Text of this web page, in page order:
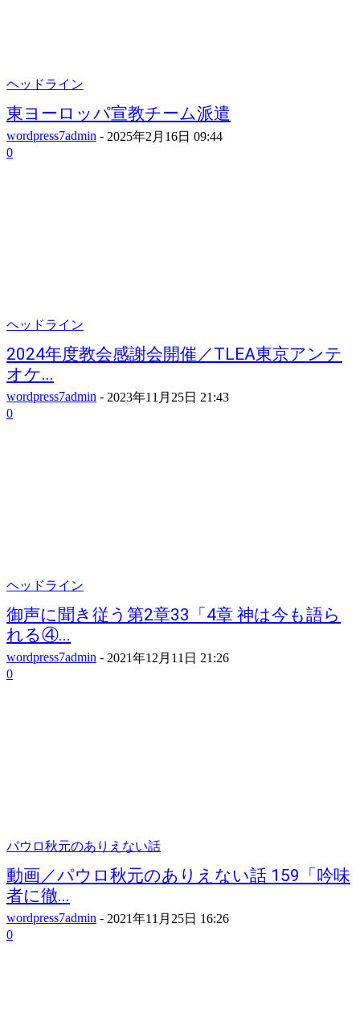
ヘッドライン
東ヨーロッパ宣教チーム派遣
wordpress7admin - 2025年2月16日 09:44
0
ヘッドライン
2024年度教会感謝会開催／TLEA東京アンテ
オケ...
wordpress7admin - 2023年11月25日 21:43
0
ヘッドライン
御声に聞き従う第2章33「4章 神は今も語ら
れる④...
wordpress7admin - 2021年12月11日 21:26
0
パウロ秋元のありえない話
動画／パウロ秋元のありえない話 159「吟味
者に徹...
wordpress7admin - 2021年11月25日 16:26
0